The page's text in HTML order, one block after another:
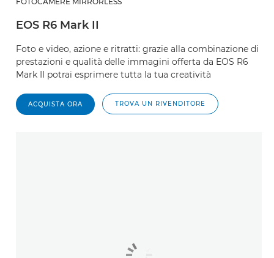
EOS R6 Mark II
Foto e video, azione e ritratti: grazie alla combinazione di
prestazioni e qualità delle immagini offerta da EOS R6
Mark II potrai esprimere tutta la tua creatività
ACQUISTA ORA TROVA UN RIVENDITORE